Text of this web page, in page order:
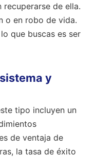
de ella.
o en robo de vida.
que buscas es ser
y
tipo incluyen un
de ventaja de
la tasa de éxito